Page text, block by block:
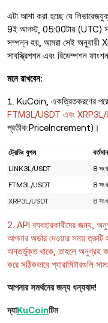
এটা আশা করা হচ্ছে যে
9ই আগস্ট, 05:00টায় (UTC)
সম্পন্ন হয়, আমরা সেই অনুযায়ী
সাবস্ক্রিপশন এবং রিডেম্পশন
মনে রাখবেন:
1. KuCoin, একত্রিতকরণের পরে
FTM3L/USDT এবং XRP3L/
প্রতীক:PriceIncrement)।
ট্রেডিং যুগল
LINK3L/USDT
8
FTM3L/USDT
8
XRP3L/USDT
8
2. API ব্যবহারকারীদের জন্য,
আপনার অর্ডার দেওয়ার সময় ত্রুটি
অন্তর্ভুক্ত থাকে, তাহলে অনুগ্রহ
করে সঠিকভাবে প্যারামিটারগুলি
আপনার সমর্থনের জন্য ধন্যবাদ!
দ্যাKuCoinটিম